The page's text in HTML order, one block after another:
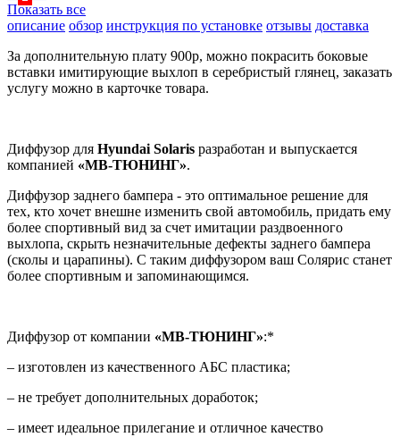
Показать все
описание обзор инструкция по установке отзывы доставка
За дополнительную плату 900р, можно покрасить боковые
вставки имитирующие выхлоп в серебристый глянец, заказать
услугу можно в карточке товара.
Диффузор для Hyundai Solaris разработан и выпускается
компанией «МВ-ТЮНИНГ».
Диффузор заднего бампера - это оптимальное решение для
тех, кто хочет внешне изменить свой автомобиль, придать ему
более спортивный вид за счет имитации раздвоенного
выхлопа, скрыть незначительные дефекты заднего бампера
(сколы и царапины). C таким диффузором ваш Солярис станет
более спортивным и запоминающимся.
Диффузор от компании «МВ-ТЮНИНГ»:*
– изготовлен из качественного АБС пластика;
– не требует дополнительных доработок;
– имеет идеальное прилегание и отличное качество